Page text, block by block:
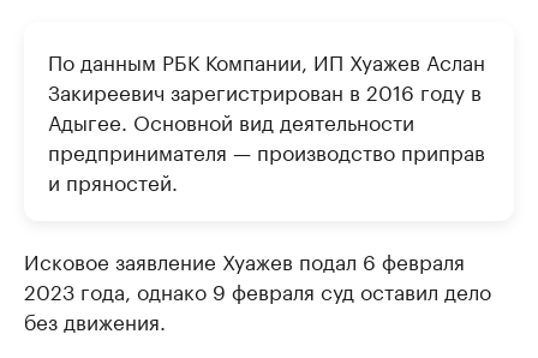
По данным РБК Компании, ИП Хуажев Аслан
Закиреевич зарегистрирован в 2016 году в
Адыгее. Основной вид деятельности
предпринимателя — производство приправ
и пряностей.
Исковое заявление Хуажев подал 6 февраля
2023 года, однако 9 февраля суд оставил дело
без движения.